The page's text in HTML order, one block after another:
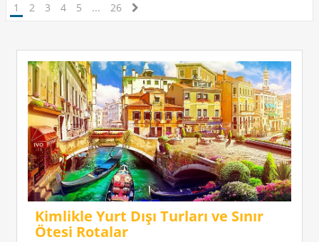
1 2 3 4 5 ... 26
Kimlikle Yurt Dışı Turları ve Sınır
Ötesi Rotalar